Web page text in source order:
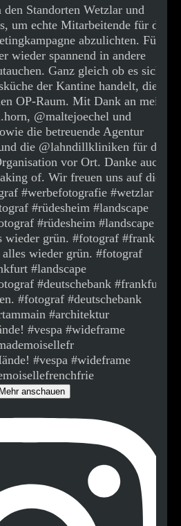
#rüdesheim #landscape
wieder grün. #fotograf #frank
#deutschebank #frankfur
#vespa #wideframe
Mehr anschauen